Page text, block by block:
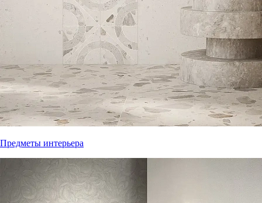
Предметы интерьера